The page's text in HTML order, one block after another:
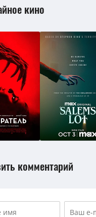
кино
комментарий